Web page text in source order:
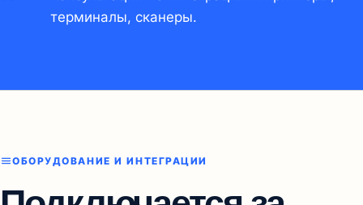
терминалы, сканеры.
ОБОРУДОВАНИЕ И ИНТЕГРАЦИИ